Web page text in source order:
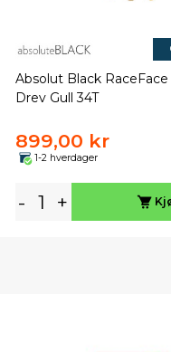
Absolut Black RaceFace
Drev Gull 34T
899,00 kr
1-2 hverdager
- +